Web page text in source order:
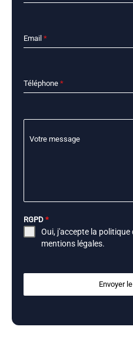
Email *
Téléphone *
Votre message
RGPD *
Oui, j'accepte la politique
mentions légales.
Envoyer